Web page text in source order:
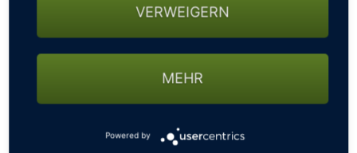
Gewinnspiel teil. Wir freuen uns auf Sie!
, das Sie sich im Mai nicht
entgehen lassen sollten, ist die exklusive GOLFINO
Sonderkollektion. Es warten unsere Klassiker in
limitierten Farben zu fantastischen Jubiläumspreisen
VERWEIGERN
MEHR
Powered by